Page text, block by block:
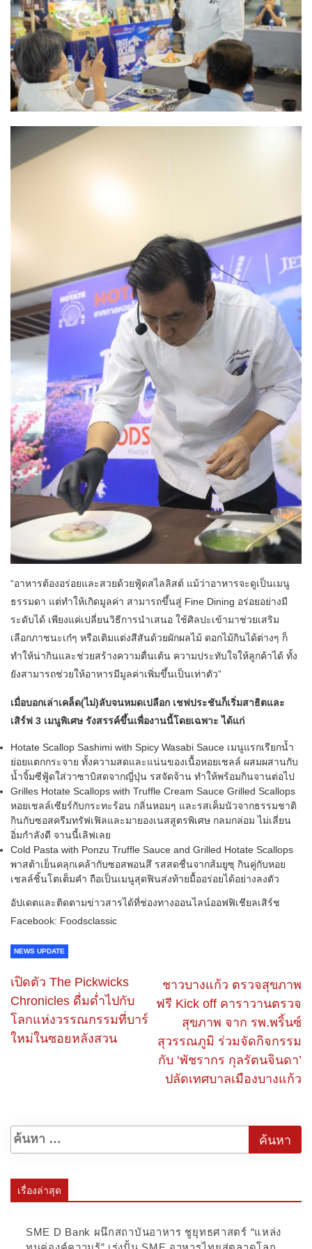
“อาหารต้องอร่อยและสวยด้วยฟู้ดสไลลิสต์ แม้ว่าอาหารจะดูเป็นเมนู
ธรรมดา แต่ทำให้เกิดมูลค่า สามารถขึ้นสู่ Fine Dining อร่อยอย่างมี
ระดับได้ เพียงแค่เปลี่ยนวิธีการนำเสนอ ใช้ศิลปะเข้ามาช่วยเสริม
เลือกภาชนะเก๋ๆ หรือเติมแต่งสีสันด้วยผักผลไม้ ดอกไม้กินได้ต่างๆ ก็
ทำให้น่ากินและช่วยสร้างความตื่นเต้น ความประทับใจให้ลูกค้าได้ ทั้ง
ยังสามารถช่วยให้อาหารมีมูลค่าเพิ่มขึ้นเป็นเท่าตัว”
เมื่อบอกเล่าเคล็ด(ไม่)ลับจนหมดเปลือก เชฟประชันก็เริ่มสาธิตและ
เสิร์ฟ 3 เมนูพิเศษ รังสรรค์ขึ้นเพื่องานนี้โดยเฉพาะ ได้แก่
Hotate Scallop Sashimi with Spicy Wasabi Sauce เมนูแรกเรียกน้ำ
ย่อยแตกกระจาย ทั้งความสดและแน่นของเนื้อหอยเชลล์ ผสมผสานกับ
น้ำจิ้มซีฟู้ดใส่วาซาบิสดจากญี่ปุ่น รสจัดจ้าน ทำให้พร้อมกินจานต่อไป
Grilles Hotate Scallops with Truffle Cream Sauce Grilled Scallops
หอยเชลล์เซียร์กับกระทะร้อน กลิ่นหอมๆ และรสเค็มนัวจากธรรมชาติ
กินกับซอสครีมทรัฟเฟิลและมายองเนสสูตรพิเศษ กลมกล่อม ไม่เลี่ยน
อิ่มกำลังดี จานนี้เลิฟเลย
Cold Pasta with Ponzu Truffle Sauce and Grilled Hotate Scallops
พาสต้าเย็นคลุกเคล้ากับซอสพอนสึ รสสดชื่นจากส้มยูซุ กินคู่กับหอย
เชลล์ชิ้นโตเต็มคำ ถือเป็นเมนูสุดฟินส่งท้ายมื้ออร่อยได้อย่างลงตัว
อัปเดตและติดตามข่าวสารได้ที่ช่องทางออนไลน์ออฟฟิเชียลเสิร์ช
Facebook: Foodsclassic
NEWS UPDATE
เปิดตัว The Pickwicks
Chronicles ดื่มด่ำไปกับ
โลกแห่งวรรณกรรมที่บาร์
ใหม่ในซอยหลังสวน
ชาวบางแก้ว ตรวจสุขภาพ
ฟรี Kick off คาราวานตรวจ
สุขภาพ จาก รพ.พริ้นซ์
สุวรรณภูมิ ร่วมจัดกิจกรรม
กับ ‘พัชรากร กุลรัตนจินดา’
ปลัดเทศบาลเมืองบางแก้ว
เรื่องล่าสุด
SME D Bank ผนึกสถาบันอาหาร ชูยุทธศาสตร์ “แหล่ง